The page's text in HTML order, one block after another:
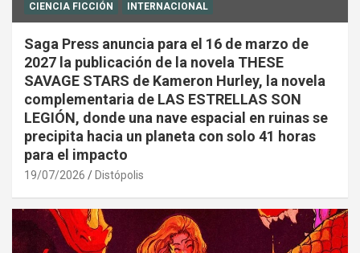
CIENCIA FICCIÓN INTERNACIONAL
Saga Press anuncia para el 16 de marzo de
2027 la publicación de la novela THESE
SAVAGE STARS de Kameron Hurley, la novela
complementaria de LAS ESTRELLAS SON
LEGIÓN, donde una nave espacial en ruinas se
precipita hacia un planeta con solo 41 horas
para el impacto
19/07/2026 Distópolis